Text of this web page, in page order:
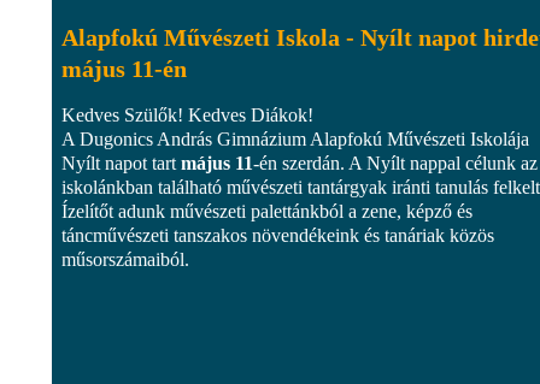
Alapfokú Művészeti Iskola - Nyílt napot
május 11-én
Kedves Szülők! Kedves Diákok!
A Dugonics András Gimnázium Alapfokú Művészeti Iskolája
Nyílt napot tart május 11-én szerdán. A Nyílt nappal célunk az
iskolánkban található művészeti tantárgyak iránti tanulás
Ízelítőt adunk művészeti palettánkból a zene, képző és
táncművészeti tanszakos növendékeink és tanáriak közös
műsorszámaiból.